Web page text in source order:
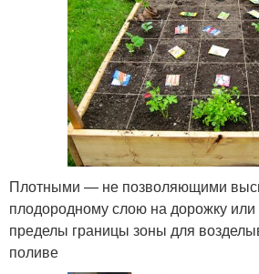
Плотными — не позволяющими
плодородному слою на дорожку или
пределы границы зоны для
поливе